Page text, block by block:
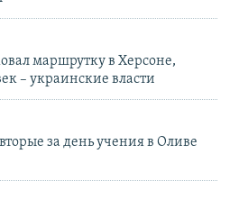
маршрутку в Херсоне,
– украинские власти
за день учения в Оливе